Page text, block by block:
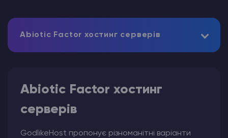
Abiotic Factor хостинг серверів
Abiotic Factor хостинг
серверів
GodlikeHost пропонує різноманітні варіанти